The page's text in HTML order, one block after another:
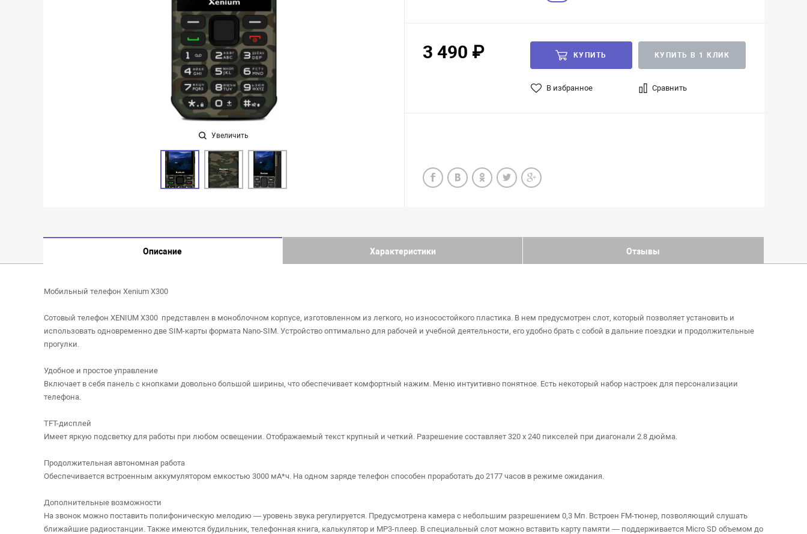
Увеличить
3 490 ₽ КУПИТЬ КУПИТЬ В 1 КЛИК
В избранное Сравнить
Описание Характеристики Отзывы
Мобильный телефон Xenium X300
Сотовый телефон XENIUM X300 представлен в моноблочном корпусе, изготовленном из легкого, но износостойкого пластика. В нем предусмотрен слот, который позволяет установить и
использовать одновременно две SIM-карты формата Nano-SIM. Устройство оптимально для рабочей и учебной деятельности, его удобно брать с собой в дальние поездки и продолжительные
прогулки.
Удобное и простое управление
Включает в себя панель с кнопками довольно большой ширины, что обеспечивает комфортный нажим. Меню интуитивно понятное. Есть некоторый набор настроек для персонализации
телефона.
TFT-дисплей
Имеет яркую подсветку для работы при любом освещении. Отображаемый текст крупный и четкий. Разрешение составляет 320 х 240 пикселей при диагонали 2.8 дюйма.
Продолжительная автономная работа
Обеспечивается встроенным аккумулятором емкостью 3000 мА*ч. На одном заряде телефон способен проработать до 2177 часов в режиме ожидания.
Дополнительные возможности
На звонок можно поставить полифоническую мелодию — уровень звука регулируется. Предусмотрена камера с небольшим разрешением 0,3 Мп. Встроен FM-тюнер, позволяющий слушать
ближайшие радиостанции. Также имеются будильник, телефонная книга, калькулятор и MP3-плеер. В специальный слот можно вставить карту памяти — поддерживается Micro SD объемом до